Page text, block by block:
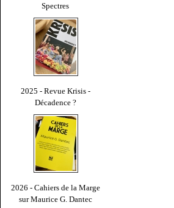
Spectres
2025 - Revue Krisis -
Décadence ?
2026 - Cahiers de la Marge
sur Maurice G. Dantec